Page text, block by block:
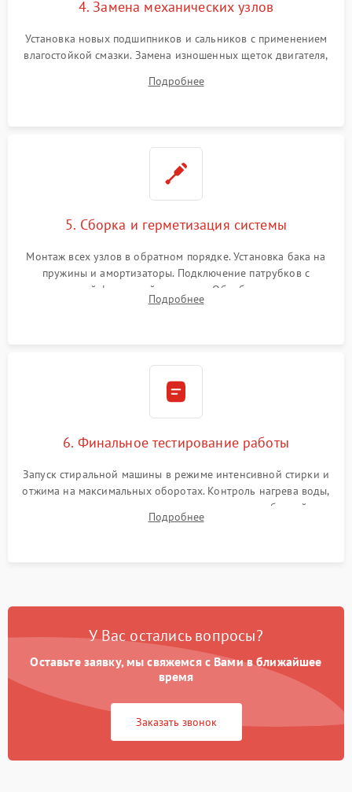
4. Замена механических узлов
Установка новых подшипников и сальников с применением
влагостойкой смазки. Замена изношенных щеток двигателя,
или поврежденной резиновой манжеты.
Подробнее
5. Сборка и герметизация системы
Монтаж всех узлов в обратном порядке. Установка бака на
пружины и амортизаторы. Подключение патрубков с
надежной фиксацией хомутами. Обработка стыков
герметиком для предотвращения возможных протечек воды.
Подробнее
6. Финальное тестирование работы
Запуск стиральной машины в режиме интенсивной стирки и
отжима на максимальных оборотах. Контроль нагрева воды,
корректности слива, отсутствия излишних вибраций,
посторонних стуков и протечек под корпусом.
Подробнее
У Вас остались вопросы?
Оставьте заявку, мы свяжемся с Вами в ближайшее
время
Заказать звонок